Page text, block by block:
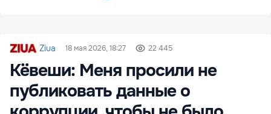
Ziua 18 мая 2026, 18:27 22 445
Кёвеши: Меня просили не
публиковать данные о